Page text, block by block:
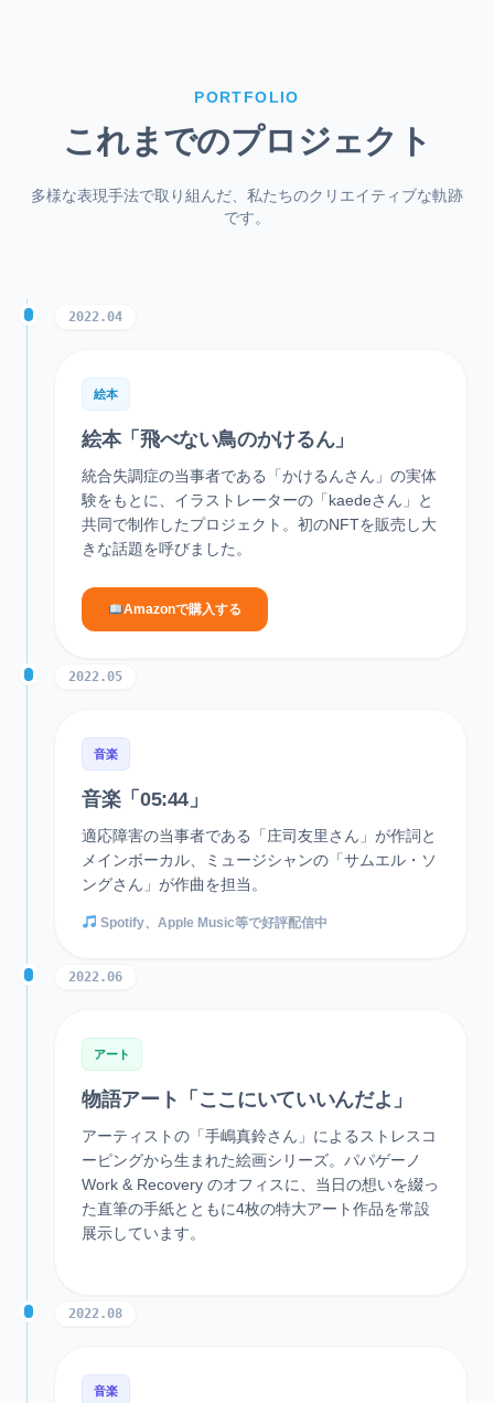
PORTFOLIO
これまでのプロジェクト
多様な表現手法で取り組んだ、私たちのクリエイティブな軌跡
です。
2022.04
絵本
絵本「飛べない鳥のかけるん」
統合失調症の当事者である「かけるんさん」の実体
験をもとに、イラストレーターの「kaedeさん」と
共同で制作したプロジェクト。初のNFTを販売し大
きな話題を呼びました。
Amazonで購入する
2022.05
音楽
音楽「05:44」
適応障害の当事者である「庄司友里さん」が作詞と
メインボーカル、ミュージシャンの「サムエル・ソ
ングさん」が作曲を担当。
Spotify、Apple Music等で好評配信中
2022.06
アート
物語アート「ここにいていいんだよ」
アーティストの「手嶋真鈴さん」によるストレスコ
ーピングから生まれた絵画シリーズ。パパゲーノ
Work & Recovery のオフィスに、当日の想いを綴っ
た直筆の手紙とともに4枚の特大アート作品を常設
展示しています。
2022.08
音楽